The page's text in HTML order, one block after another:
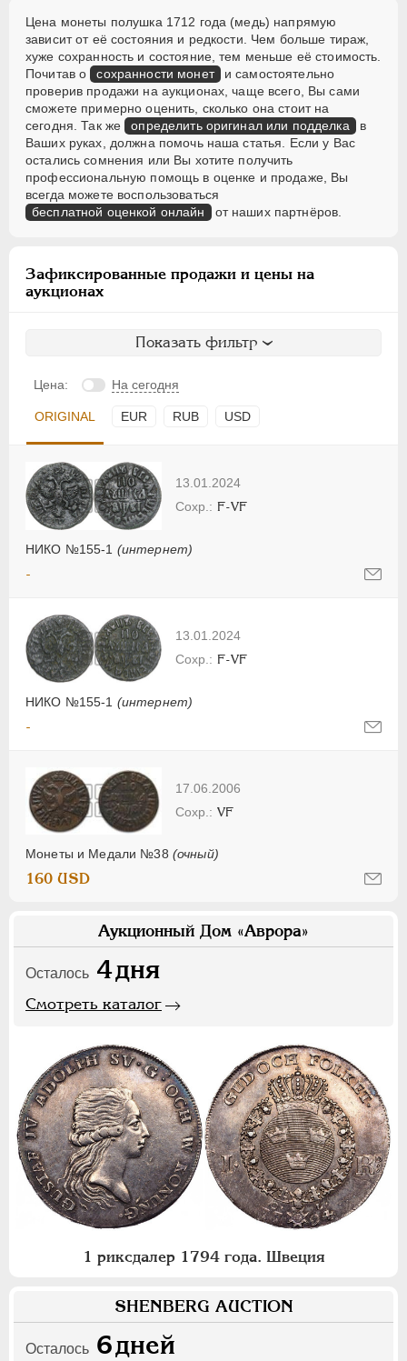
Цена монеты полушка 1712 года (медь) напрямую
зависит от её состояния и редкости. Чем больше тираж,
хуже сохранность и состояние, тем меньше её стоимость.
Почитав о сохранности монет и самостоятельно
проверив продажи на аукционах, чаще всего, Вы сами
сможете примерно оценить, сколько она стоит на
сегодня. Так же определить оригинал или подделка в
Ваших руках, должна помочь наша статья. Если у Вас
остались сомнения или Вы хотите получить
профессиональную помощь в оценке и продаже, Вы
всегда можете воспользоваться
бесплатной оценкой онлайн от наших партнёров.
Зафиксированные продажи и цены на
аукционах
Показать фильтр
Цена: На сегодня
ORIGINAL EUR RUB USD
13.01.2024
НИКО №155-1 (интернет)
F-VF
-
13.01.2024
НИКО №155-1 (интернет)
F-VF
-
17.06.2006
Монеты и Медали №38 (очный)
VF
160 USD
Аукционный Дом «Аврора»
Осталось 4дня
Смотреть каталог
1 риксдалер 1794 года. Швеция
SHENBERG AUCTION
Осталось 6дней